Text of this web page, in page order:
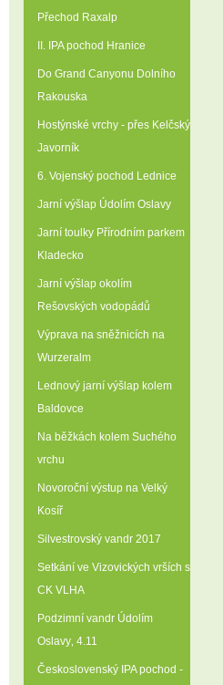
Přechod Raxalp
II. IPA pochod Hranice
Do Grand Canyonu Dolního
Rakouska
Hostýnské vrchy - přes Kelčský
Javorník
6. Vojenský pochod Lednice
Jarní výšlap Údolím Oslavy
Jarní toulky Přírodním parkem
Kladecko
Jarní výšlap okolím
Rešovských vodopádů
Výprava na sněžnicích na
Wurzeralm
Lednový jarní výšlap kolem
Baldovce
Na běžkách kolem Suchého
vrchu
Novoroční výstup na Velký
Kosíř
Silvestrovský vandr 2017
Setkání ve Vizovických vrších s
CK VLHA
Podzimní vandr Údolím
Oslavy‚ 4.11
Československý IPA pochod -